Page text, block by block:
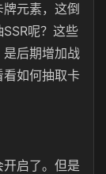
元素，这倒
呢？这些
后期增加战
如何抽取卡
启了。但是